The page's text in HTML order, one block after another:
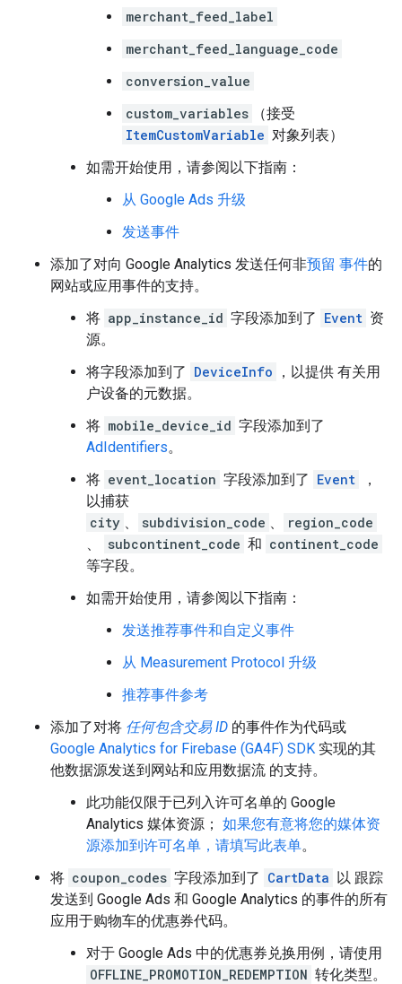
merchant_feed_label
merchant_feed_language_code
conversion_value
custom_variables
（接受
ItemCustomVariable 对象列表）
如需开始使用，请参阅以下指南：
从 Google Ads 升级
发送事件
添加了对向 Google Analytics 发送任何非预留 事件的
网站或应用事件的支持。
将 app_instance_id 字段添加到了 Event 资
源。
将字段添加到了 DeviceInfo
，以提供 有关用
户设备的元数据。
将 mobile_device_id 字段添加到了
AdIdentifiers。
将 event_location 字段添加到了 Event
，
以捕获
city 、 subdivision_code 、
region_code
、
subcontinent_code 和 continent_code
等字段。
如需开始使用，请参阅以下指南：
发送推荐事件和自定义事件
从 Measurement Protocol 升级
推荐事件参考
添加了对将 任何包含交易 ID 的事件作为代码或
Google Analytics for Firebase (GA4F) SDK 实现的其
他数据源发送到网站和应用数据流 的支持。
此功能仅限于已列入许可名单的 Google
Analytics 媒体资源； 如果您有意将您的媒体资
源添加到许可名单，请填写此表单。
将 coupon_codes 字段添加到了 CartData 以 跟踪
发送到 Google Ads 和 Google Analytics 的事件的所有
应用于购物车的优惠券代码。
对于 Google Ads 中的优惠券兑换用例，请使用
OFFLINE_PROMOTION_REDEMPTION 转化类型。